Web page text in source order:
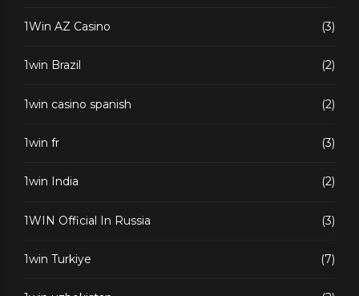
1Win AZ Casino (3)
1win Brazil (2)
1win casino spanish (2)
1win fr (3)
1win India (2)
1WIN Official In Russia (3)
1win Turkiye (7)